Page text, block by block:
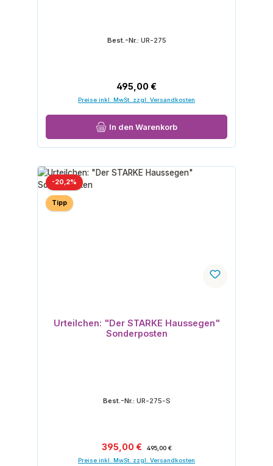
Best.-Nr.: UR-275
Regulärer Preis:
495,00 €
Preise inkl. MwSt. zzgl. Versandkosten
In den Warenkorb
-20,2%Rabatt
Tipp
Urteilchen: "Der STARKE Haussegen"
Sonderposten
Best.-Nr.: UR-275-S
Verkaufspreis:
395,00 €
495,00 €
Preise inkl. MwSt. zzgl. Versandkosten